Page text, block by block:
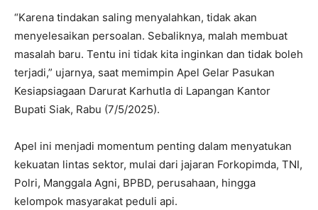
“Karena tindakan saling menyalahkan, tidak akan
menyelesaikan persoalan. Sebaliknya, malah membuat
masalah baru. Tentu ini tidak kita inginkan dan tidak boleh
terjadi,” ujarnya, saat memimpin Apel Gelar Pasukan
Kesiapsiagaan Darurat Karhutla di Lapangan Kantor
Bupati Siak, Rabu (7/5/2025).
Apel ini menjadi momentum penting dalam menyatukan
kekuatan lintas sektor, mulai dari jajaran Forkopimda, TNI,
Polri, Manggala Agni, BPBD, perusahaan, hingga
kelompok masyarakat peduli api.